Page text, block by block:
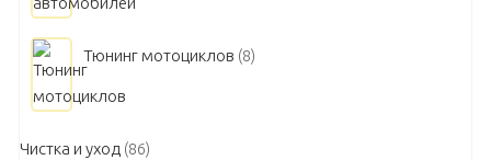
Тюнинг мотоциклов (8)
Чистка и уход (86)